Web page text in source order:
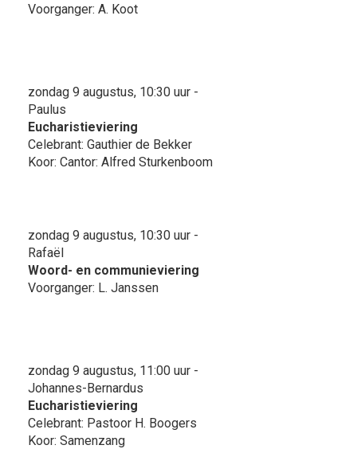
Voorganger: A. Koot
zondag 9 augustus, 10:30 uur -
Paulus
Eucharistieviering
Celebrant: Gauthier de Bekker
Koor: Cantor: Alfred Sturkenboom
zondag 9 augustus, 10:30 uur -
Rafaël
Woord- en communieviering
Voorganger: L. Janssen
zondag 9 augustus, 11:00 uur -
Johannes-Bernardus
Eucharistieviering
Celebrant: Pastoor H. Boogers
Koor: Samenzang